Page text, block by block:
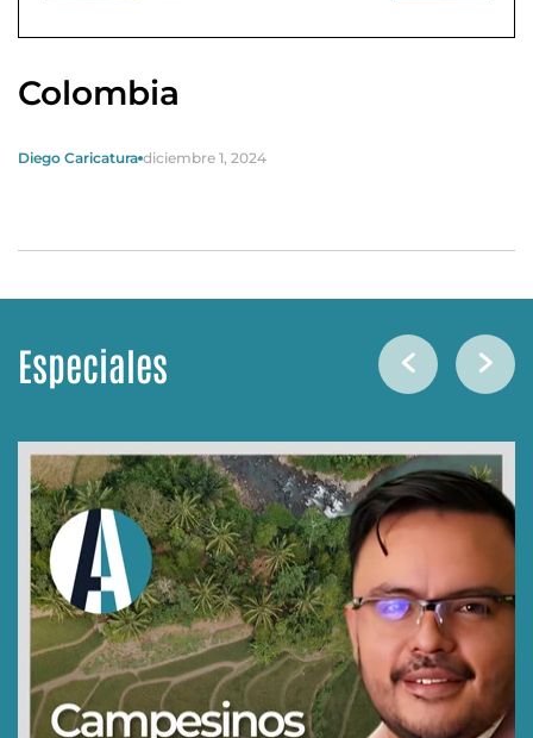
Colombia
Diego Caricatura diciembre 1, 2024
Especiales